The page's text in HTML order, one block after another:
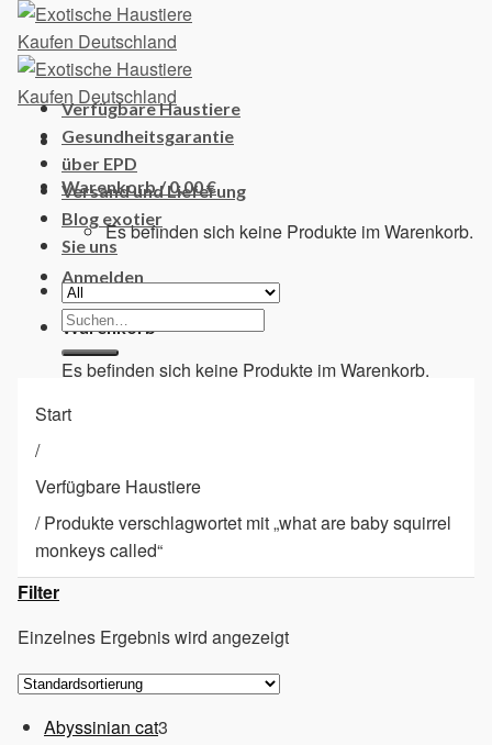
Skip
content
Warenkorb /0,00€
Es befinden sich keine Produkte im Warenkorb.
Anmelden
Warenkorb
Es befinden sich keine Produkte im Warenkorb.
Verfügbare Haustiere
Gesundheitsgarantie
über EPD
Versand und Lieferung
Blog exotier
Sie uns
Suchen
nach:
Start
/
Verfügbare Haustiere
/Produkte verschlagwortet mit „what are baby squirrel
monkeys called“
Filter
Einzelnes Ergebnis wird angezeigt
Abyssinian cat3